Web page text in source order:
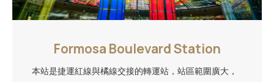
Formosa Boulevard Station
本站是捷運紅線與橘線交接的轉運站，站區範圍廣大，